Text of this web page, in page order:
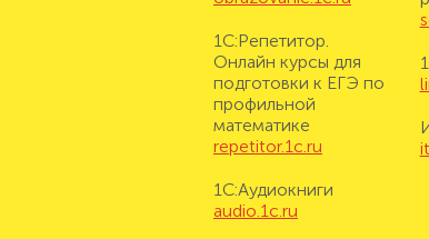
1С:Репетитор.
Онлайн курсы для
подготовки к ЕГЭ по
профильной
математике
repetitor.1c.ru
1С:Аудиокниги
audio.1c.ru